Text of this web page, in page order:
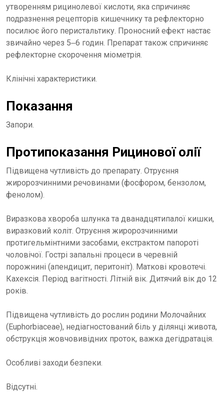
утворенням рицинолевої кислоти, яка спричиняє
подразнення рецепторів кишечнику та рефлекторно
посилює його перистальтику. Проносний ефект настає
звичайно через 5‒6 годин. Препарат також спричиняє
рефлекторне скорочення міометрія.
Клінічні характеристики.
Показання
Запори.
Протипоказання Рицинової олії
Підвищена чутливість до препарату. Отруєння
жиророзчинними речовинами (фосфором, бензолом,
фенолом).
Виразкова хвороба шлунка та дванадцятипалої кишки,
виразковий коліт. Отруєння жиророзчинними
протигельмінтними засобами, екстрактом папороті
чоловічої. Гострі запальні процеси в черевній
порожнині (апендицит, перитоніт). Маткові кровотечі.
Кахексія. Період вагітності. Літній вік. Дитячий вік до 12
років.
Підвищена чутливість до рослин родини Молочайних
(Euphorbiaceae), недіагностований біль у ділянці живота,
обструкція жовчовивідних проток, важка дегідратація.
Особливі заходи безпеки.
Відсутні.